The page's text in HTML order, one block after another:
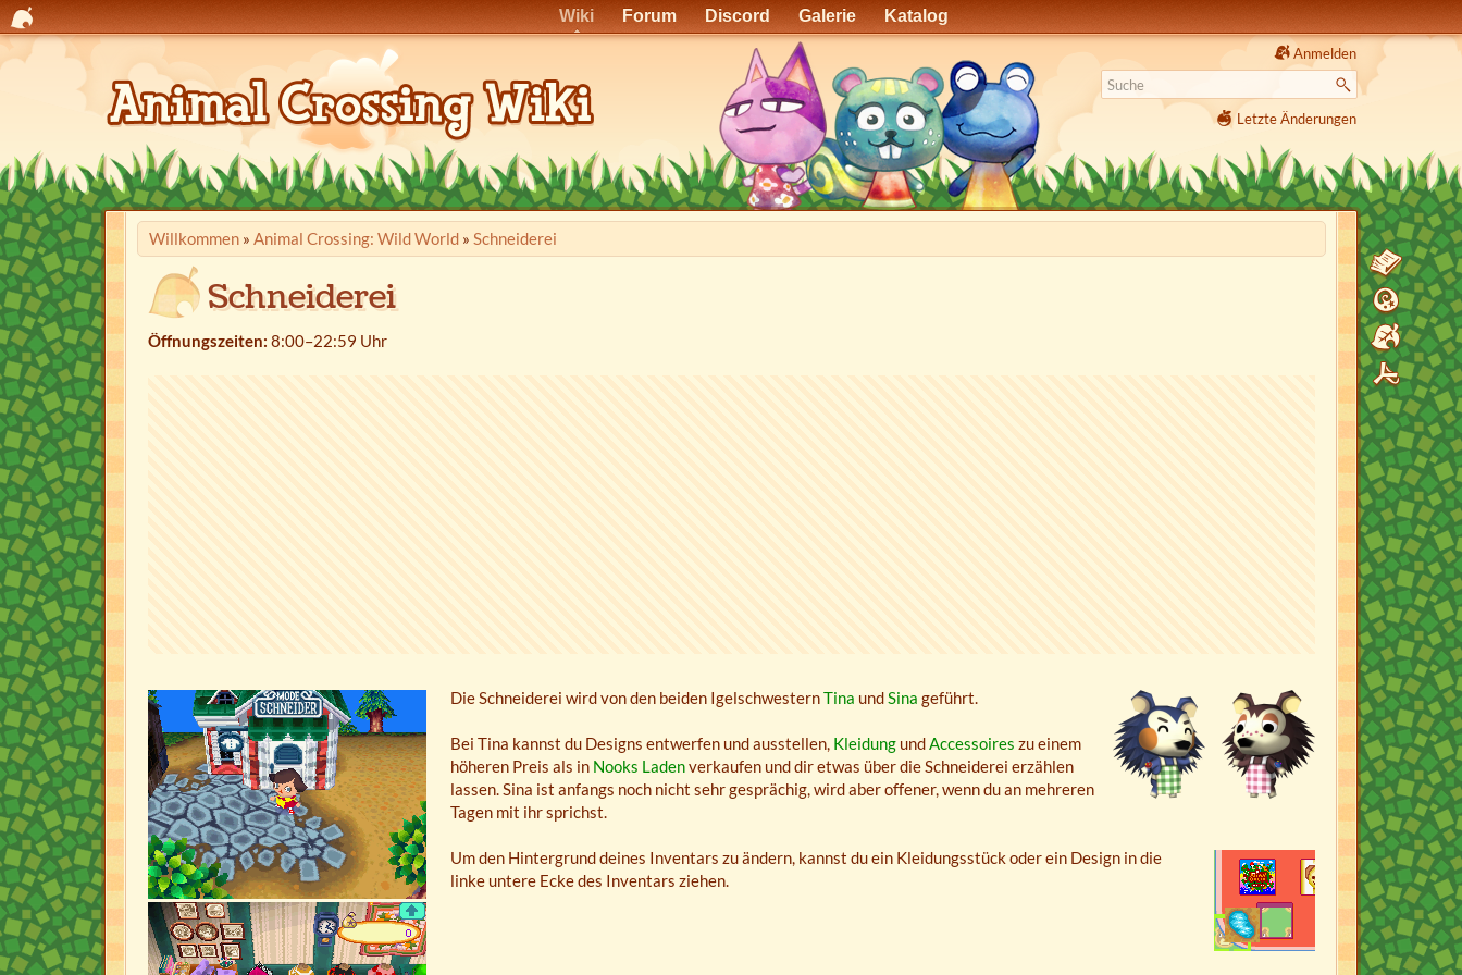
Wiki Forum Discord Galerie Katalog
Anmelden
Letzte Änderungen
Willkommen» Animal Crossing: Wild World» Schneiderei
Schneiderei
Öffnungszeiten: 8:00–22:59 Uhr
Die Schneiderei wird von den beiden IgelschwesternTina undSina geführt.
Bei Tina kannst du Designs entwerfen und ausstellen, Kleidung undAccessoires zu einem
höheren Preis als in Nooks Ladenverkaufen und dir etwas über die Schneiderei erzählen
lassen. Sina ist anfangs noch nicht sehr gesprächig, wird aber offener, wenn du an mehreren
Tagen mit ihr sprichst.
Um den Hintergrund deines Inventars zu ändern, kannst du ein Kleidungsstück oder ein Design in die
linke untere Ecke des Inventars ziehen.